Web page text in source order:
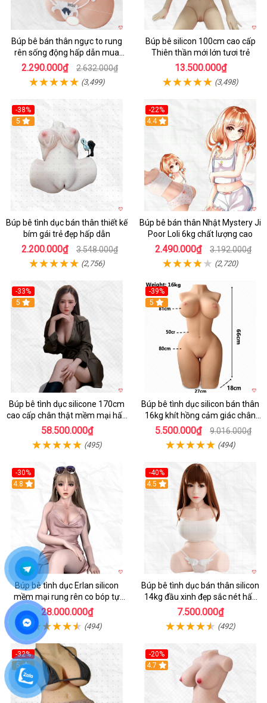
Búp bê bán thân ngực to rung
rên sống động hấp dẫn mua
ngay
2.290.000₫ 2.632.000₫
(3,499)
Búp bê silicon 100cm cao cấp
Thiên thần mới lớn tươi trẻ
13.500.000₫
(3,498)
-38%
Hot
5
Búp bê tình dục bán thân thiết kế
bím gái trẻ đẹp hấp dẫn
2.200.000₫ 3.548.000₫
(2,756)
-22%
Hot
4.4
Búp bê bán thân Nhật Mystery Ji
Poor Loli 6kg chất lượng cao
2.490.000₫ 3.192.000₫
(2,720)
-33%
5
Búp bê tình dục silicone 170cm
cao cấp chân thật mềm mại hấp
dẫn
58.500.000₫
(495)
-39%
5
Búp bê tình dục silicon bán thân
16kg khít hồng cảm giác chân
thực mê hoặc
5.500.000₫ 9.016.000₫
(494)
-30%
4.8
Búp bê tình dục Erlan silicon
mềm mại rung rên co bóp tự
động
28.000.000₫
(494)
-40%
4.5
Búp bê tình dục bán thân silicon
14kg đầu xinh đẹp sắc nét hấp
dẫn
7.500.000₫
(492)
-32%
5
-20%
4.7